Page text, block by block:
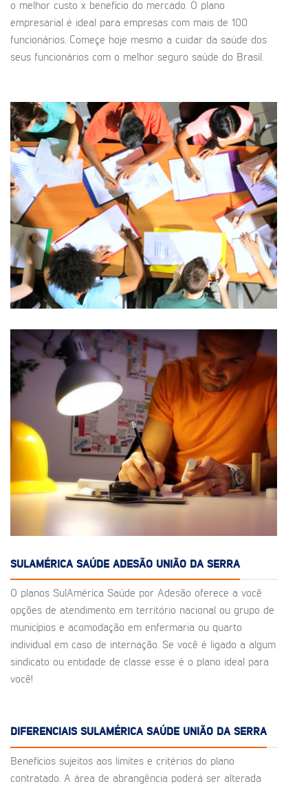
o melhor custo x benefício do mercado. O plano
empresarial é ideal para empresas com mais de 100
funcionários. Começe hoje mesmo a cuidar da saúde dos
seus funcionários com o melhor seguro saúde do Brasil.
SULAMÉRICA SAÚDE ADESÃO UNIÃO DA SERRA
O planos SulAmérica Saúde por Adesão oferece a você
opções de atendimento em território nacional ou grupo de
municípios e acomodação em enfermaria ou quarto
individual em caso de internação. Se você é ligado a algum
sindicato ou entidade de classe esse é o plano ideal para
você!
DIFERENCIAIS SULAMÉRICA SAÚDE UNIÃO DA SERRA
Benefícios sujeitos aos limites e critérios do plano
contratado. A área de abrangência poderá ser alterada